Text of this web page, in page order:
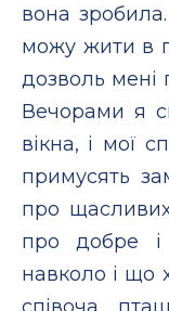
вона
можу жити в
дозволь мені
Вечорами я
вікна, і мої
примусять
про
про добре
навколо і що